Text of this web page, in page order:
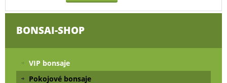
BONSAI-SHOP
VIP bonsaje
Pokojové bonsaje